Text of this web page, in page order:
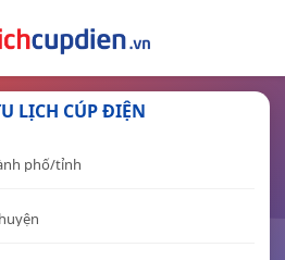
LỊCH CÚP ĐIỆN